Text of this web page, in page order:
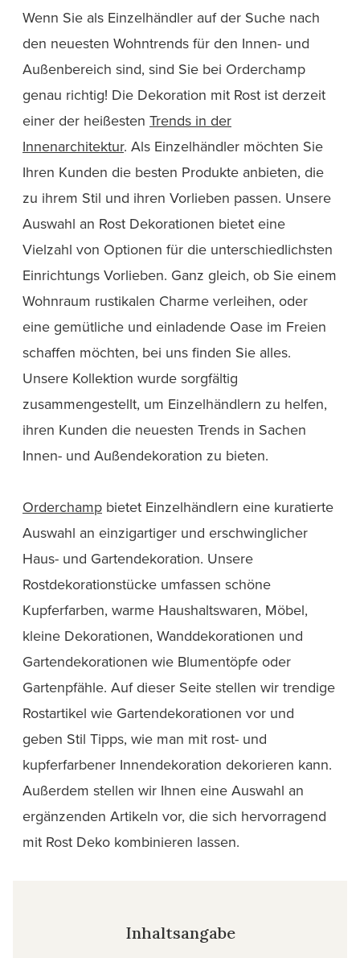
Wenn Sie als Einzelhändler auf der Suche nach
den neuesten Wohntrends für den Innen- und
Außenbereich sind, sind Sie bei Orderchamp
genau richtig! Die Dekoration mit Rost ist derzeit
einer der heißesten Trends in der
Innenarchitektur. Als Einzelhändler möchten Sie
Ihren Kunden die besten Produkte anbieten, die
zu ihrem Stil und ihren Vorlieben passen. Unsere
Auswahl an Rost Dekorationen bietet eine
Vielzahl von Optionen für die unterschiedlichsten
Einrichtungs Vorlieben. Ganz gleich, ob Sie einem
Wohnraum rustikalen Charme verleihen, oder
eine gemütliche und einladende Oase im Freien
schaffen möchten, bei uns finden Sie alles.
Unsere Kollektion wurde sorgfältig
zusammengestellt, um Einzelhändlern zu helfen,
ihren Kunden die neuesten Trends in Sachen
Innen- und Außendekoration zu bieten.
Orderchamp bietet Einzelhändlern eine kuratierte
Auswahl an einzigartiger und erschwinglicher
Haus- und Gartendekoration. Unsere
Rostdekorationstücke umfassen schöne
Kupferfarben, warme Haushaltswaren, Möbel,
kleine Dekorationen, Wanddekorationen und
Gartendekorationen wie Blumentöpfe oder
Gartenpfähle. Auf dieser Seite stellen wir trendige
Rostartikel wie Gartendekorationen vor und
geben Stil Tipps, wie man mit rost- und
kupferfarbener Innendekoration dekorieren kann.
Außerdem stellen wir Ihnen eine Auswahl an
ergänzenden Artikeln vor, die sich hervorragend
mit Rost Deko kombinieren lassen.
Inhaltsangabe